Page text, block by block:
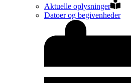
Aktuelle oplysninger
Datoer og begivenheder